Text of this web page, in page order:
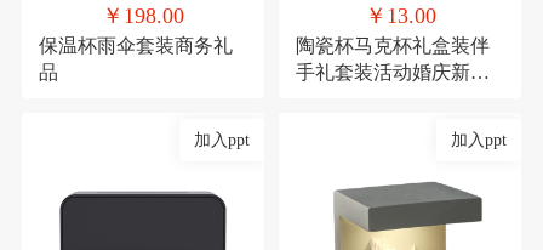
￥198.00
保温杯雨伞套装商务礼
品
￥13.00
陶瓷杯马克杯礼盒装伴
手礼套装活动婚庆新年
加入ppt 加入ppt